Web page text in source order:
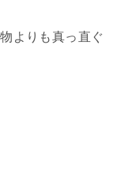
よりも真っ直ぐ